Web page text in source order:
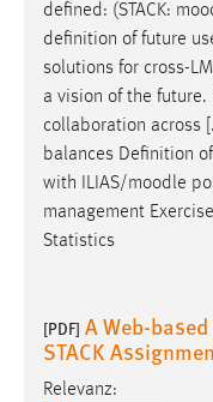
defined: (STACK:
definition of future
solutions for cross-
a vision of the
collaboration across
balances Definition
with ILIAS/moodle
management
Statistics
[PDF] A Web-
STACK
Relevanz: